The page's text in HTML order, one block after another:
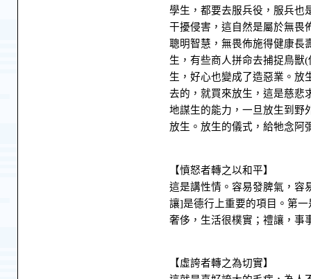
學生，都要去服兵役，服兵也
干擾侵害，這自然是屬於無畏
聰明智慧，無畏佈施得健康長
生，有些商人拼命去捕捉鳥獸
生，好心也變成了造惡業。放
去的，就買來放生，這是慈悲
地謀生的能力，一旦放生到野
放生。放生的儀式，給牠念阿
【憤怒者轉之以和平】
這是講性情。容易發脾氣，容
讓]是德行上重要的項目。第
奢侈，生活很樸實；禮讓，事
【虛誇者轉之為切實】